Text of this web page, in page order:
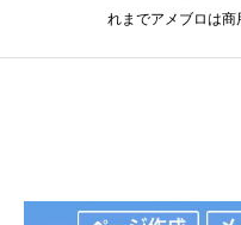
れまでアメブロは
プロフィール